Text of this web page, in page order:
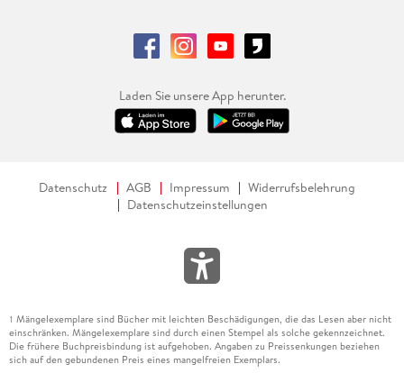
Laden Sie unsere App herunter.
Datenschutz AGB Impressum
Widerrufsbelehrung
Datenschutzeinstellungen
1 Mängelexemplare sind Bücher mit leichten Beschädigungen, die das Lesen aber nicht
einschränken. Mängelexemplare sind durch einen Stempel als solche gekennzeichnet.
Die frühere Buchpreisbindung ist aufgehoben. Angaben zu Preissenkungen beziehen
sich auf den gebundenen Preis eines mangelfreien Exemplars.